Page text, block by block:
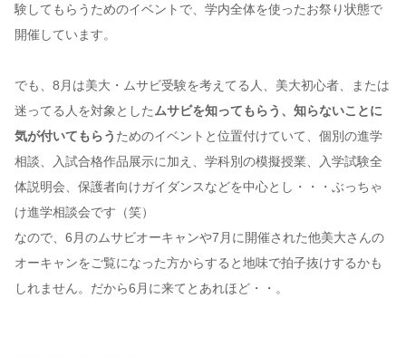
験してもらうためのイベントで、学内全体を使ったお祭り状態で
開催しています。
でも、8月は美大・ムサビ受験を考えてる人、美大初心者、または
迷ってる人を対象としたムサビを知ってもらう、知らないことに
気が付いてもらう ためのイベントと位置付けていて、個別の進学
相談、入試合格作品展示に加え、学科別の模擬授業、入学試験全
体説明会、保護者向けガイダンスなどを中心とし・・・ぶっちゃ
け進学相談会です（笑）
なので、6月のムサビオーキャンや7月に開催された他美大さんの
オーキャンをご覧になった方からすると地味で拍子抜けするかも
しれません。だから6月に来てとあれほど・・。